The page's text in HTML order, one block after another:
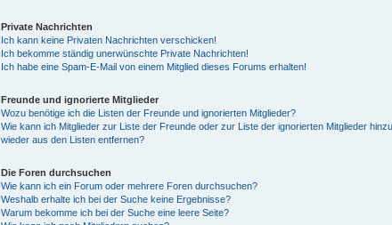
Private Nachrichten
Ich kann keine Privaten Nachrichten verschicken!
Ich bekomme ständig unerwünschte Private Nachrichten!
Ich habe eine Spam-E-Mail von einem Mitglied dieses Forums erhalten!
Freunde und ignorierte Mitglieder
Wozu benötige ich die Listen der Freunde und ignorierten Mitglieder?
Wie kann ich Mitglieder zur Liste der Freunde oder zur Liste der ignorierten Mitglieder
wieder aus den Listen entfernen?
Die Foren durchsuchen
Wie kann ich ein Forum oder mehrere Foren durchsuchen?
Weshalb erhalte ich bei der Suche keine Ergebnisse?
Warum bekomme ich bei der Suche eine leere Seite?